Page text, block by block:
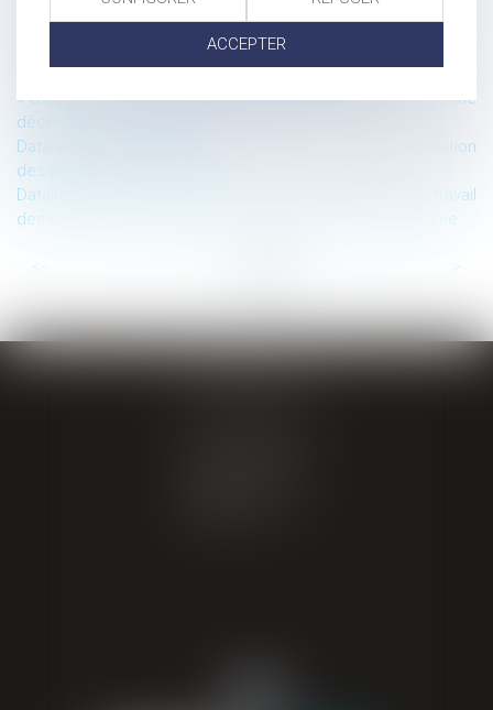
Espagne
« Stopcovid » et choix entre système centralisé et système
décentralisé : quid d’une approche pragmatique ?
« Stopcovid » et choix entre système centralisé et système
décentralisé : qui décide ?
Datajust : création d’une base de données sur l’indemnisation
des préjudices corporels
Datajust, point de départ d’une nouvelle conception du travail
des juristes ? La question de l’utilisation du futur algorithme
<< >
>>
ACCEPTER